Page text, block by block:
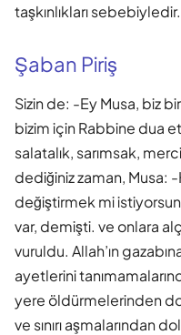
taşkınlıkları sebebiyledir.
Şaban Piriş
Sizin de: -Ey Musa, biz
bizim için Rabbine dua
salatalık, sarımsak,
dediğiniz zaman, Musa: -
değiştirmek mi
var, demişti. ve onlara
vuruldu. Allah’ın
ayetlerini
yere öldürmelerinden
ve sınırı aşmalarından